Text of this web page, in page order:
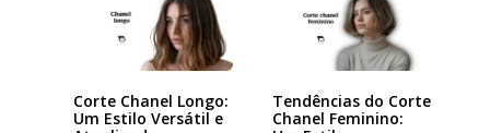
Corte Chanel Longo:
Um Estilo Versátil e
Tendências do Corte
Chanel Feminino: